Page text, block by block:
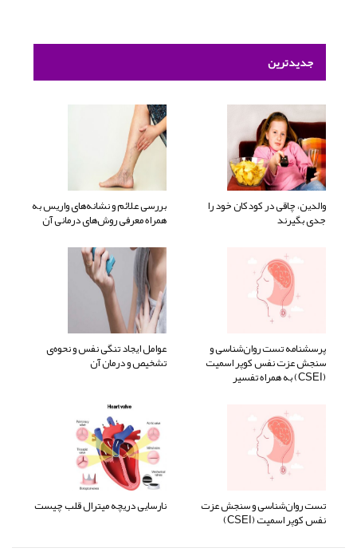
جدیدترین
والدین، چاقی در کودکان خود را
جدی بگیرند
بررسی علائم و نشانه‌های واریس به
همراه معرفی روش‌های درمانی آن
پرسشنامه تست روان‌شناسی و
سنجش عزت نفس کوپر اسمیت
(CSEI) به همراه تفسیر
عوامل ایجاد تنگی نفس و نحوه‌ی
تشخیص و درمان آن
تست روان‌شناسی و سنجش عزت
نفس کوپر اسمیت (CSEI)
نارسایی دریچه میترال قلب چیست